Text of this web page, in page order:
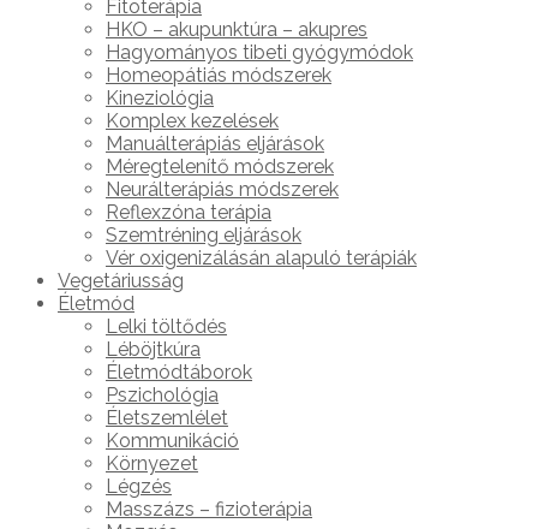
Fitoterápia
HKO – akupunktúra – akupres
Hagyományos tibeti gyógymódok
Homeopátiás módszerek
Kineziológia
Komplex kezelések
Manuálterápiás eljárások
Méregtelenítő módszerek
Neurálterápiás módszerek
Reflexzóna terápia
Szemtréning eljárások
Vér oxigenizálásán alapuló terápiák
Vegetáriusság
Életmód
Lelki töltődés
Léböjtkúra
Életmódtáborok
Pszichológia
Életszemlélet
Kommunikáció
Környezet
Légzés
Masszázs – fizioterápia